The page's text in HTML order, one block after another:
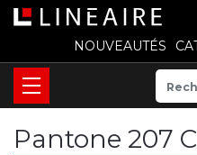
NOUVEAUTÉS
Pantone 207 C